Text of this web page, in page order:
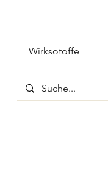
Wirksotoffe